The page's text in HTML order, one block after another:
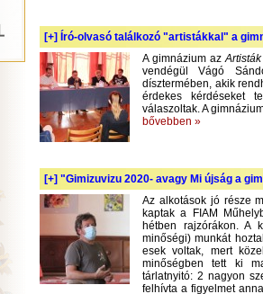
[+] Író-olvasó találkozó "artistákkal" a
A gimnázium az
vendégül Vágó
dísztermében, akik
érdekes kérdéseket
válaszoltak. A
bővebben »
[+] "Gimizuvizu 2020- avagy Mi újság a
Az alkotások jó része
kaptak a FIAM
hétben rajzórákon. A
minőségi) munkát
esek voltak, mert
minőségben tett ki
tárlatnyitó: 2 nagyon
felhívta a figyelmet